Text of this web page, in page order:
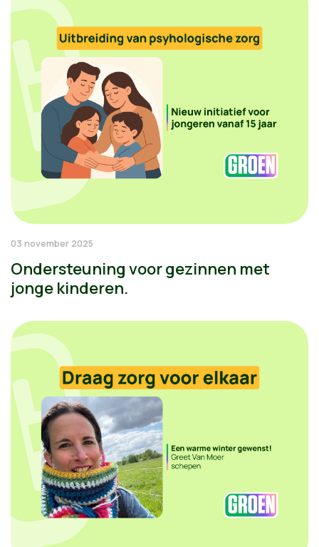
03 november 2025
Ondersteuning voor gezinnen met
jonge kinderen.